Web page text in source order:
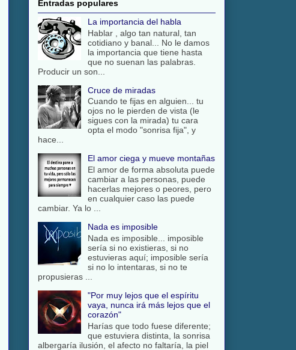
Entradas populares
La importancia del habla
Hablar , algo tan natural, tan
cotidiano y banal... No le damos
la importancia que tiene hasta
que no suenan las palabras.
Producir un son...
Cruce de miradas
Cuando te fijas en alguien... tu
ojos no le pierden de vista (le
sigues con la mirada) tu cara
opta el modo "sonrisa fija", y
hace...
El amor ciega y mueve montañas
El amor de forma absoluta puede
cambiar a las personas, puede
hacerlas mejores o peores, pero
en cualquier caso las puede
cambiar. Ya lo ...
Nada es imposible
Nada es imposible... imposible
sería si no existieras, si no
estuvieras aquí; imposible sería
si no lo intentaras, si no te
propusieras ...
"Por muy lejos que el espíritu
vaya, nunca irá más lejos que el
corazón"
Harías que todo fuese diferente;
que estuviera distinta, la sonrisa
albergaría ilusión, el afecto no faltaría, la piel